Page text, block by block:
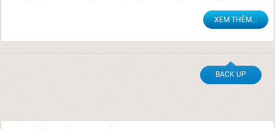
XEM THÊM...
BACK UP